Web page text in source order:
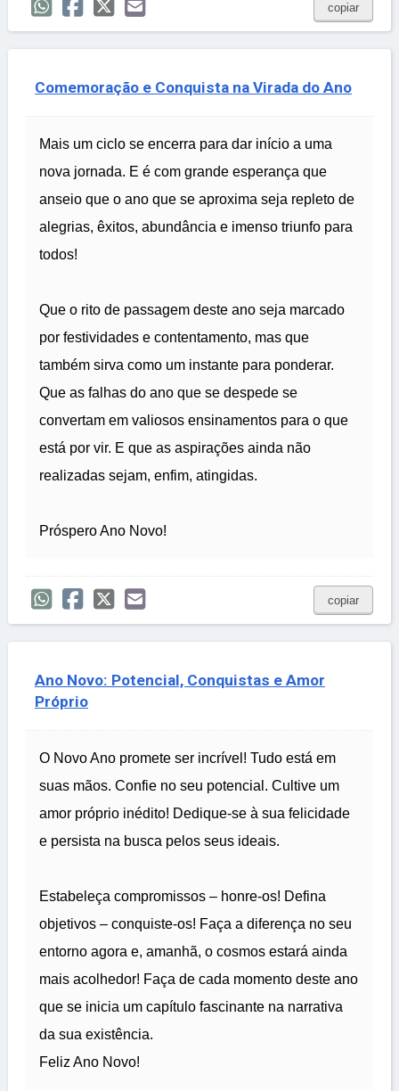
copiar
Comemoração e Conquista na Virada do Ano
Mais um ciclo se encerra para dar início a uma
nova jornada. E é com grande esperança que
anseio que o ano que se aproxima seja repleto de
alegrias, êxitos, abundância e imenso triunfo para
todos!
Que o rito de passagem deste ano seja marcado
por festividades e contentamento, mas que
também sirva como um instante para ponderar.
Que as falhas do ano que se despede se
convertam em valiosos ensinamentos para o que
está por vir. E que as aspirações ainda não
realizadas sejam, enfim, atingidas.
Próspero Ano Novo!
copiar
Ano Novo: Potencial, Conquistas e Amor
Próprio
O Novo Ano promete ser incrível! Tudo está em
suas mãos. Confie no seu potencial. Cultive um
amor próprio inédito! Dedique-se à sua felicidade
e persista na busca pelos seus ideais.
Estabeleça compromissos – honre-os! Defina
objetivos – conquiste-os! Faça a diferença no seu
entorno agora e, amanhã, o cosmos estará ainda
mais acolhedor! Faça de cada momento deste ano
que se inicia um capítulo fascinante na narrativa
da sua existência.
Feliz Ano Novo!